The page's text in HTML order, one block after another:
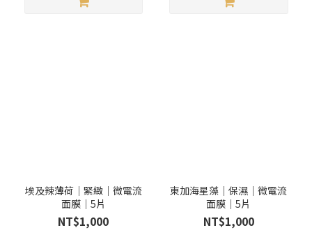
埃及辣薄荷｜緊緻｜微電流
面膜｜5片
NT$1,000
東加海星藻｜保濕｜微電流
面膜｜5片
NT$1,000